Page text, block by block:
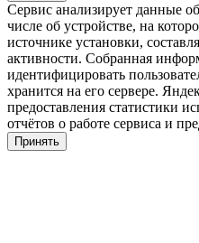
Сервис анализирует данные
числе об устройстве, на
источнике установки,
активности. Собранная
идентифицировать
хранится на его сервере.
предоставления статистики
отчётов о работе сервиса и
Принять